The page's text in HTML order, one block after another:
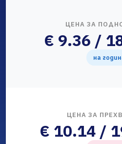
ЦЕНА ЗА
€ 9.36 /
на
ЦЕНА ЗА
€ 10.14 /